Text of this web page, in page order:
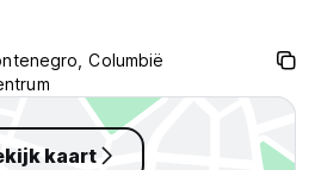
Columbië
kaart